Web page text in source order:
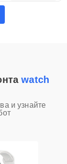
watch
и узнайте